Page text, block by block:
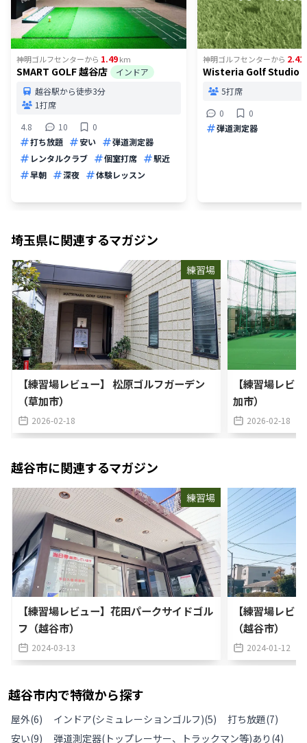
神明ゴルフセンターから 1.49km
SMART GOLF 越谷店
インドア
越谷駅から徒歩3分
1打席
4.8
10
0
打ち放題
安い
弾道測定器
レンタルクラブ
個室打席
駅近
早朝
深夜 体験レッスン
神明ゴルフセンターから 2.41
Wisteria Golf Studio
5打席
0
0
弾道測定器
埼玉県に関連するマガジン
練習場
【練習場レビュー】 松原ゴルフガーデン
（草加市）
2026-02-18
【練習場レビ
加市）
2026-02-18
越谷市に関連するマガジン
練習場
【練習場レビュー】花田パークサイドゴル
フ（越谷市）
2024-03-13
【練習場レビ
（越谷市）
2024-01-12
越谷市内で特徴から探す
屋外(6) インドア(シミュレーションゴルフ)(5) 打ち放題(7)
安い(9) 弾道測定器(トップレーサー、トラックマン等)あり (4)